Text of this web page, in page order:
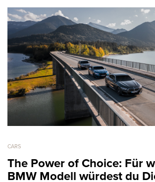
CARS
The Power of Choice: Für
BMW Modell würdest du